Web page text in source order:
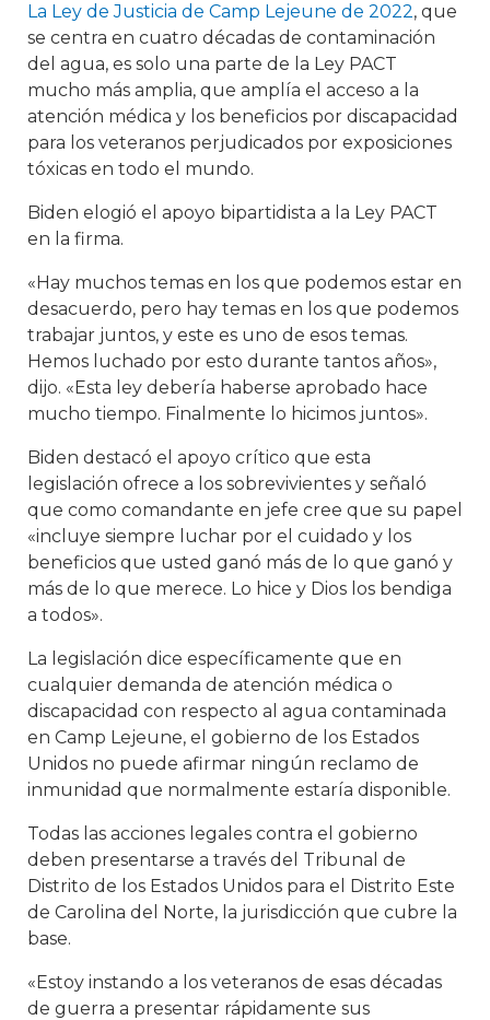
La Ley de Justicia de Camp Lejeune de 2022, que
se centra en cuatro décadas de contaminación
del agua, es solo una parte de la Ley PACT
mucho más amplia, que amplía el acceso a la
atención médica y los beneficios por discapacidad
para los veteranos perjudicados por exposiciones
tóxicas en todo el mundo.
Biden elogió el apoyo bipartidista a la Ley PACT
en la firma.
«Hay muchos temas en los que podemos estar en
desacuerdo, pero hay temas en los que podemos
trabajar juntos, y este es uno de esos temas.
Hemos luchado por esto durante tantos años»,
dijo. «Esta ley debería haberse aprobado hace
mucho tiempo. Finalmente lo hicimos juntos».
Biden destacó el apoyo crítico que esta
legislación ofrece a los sobrevivientes y señaló
que como comandante en jefe cree que su papel
«incluye siempre luchar por el cuidado y los
beneficios que usted ganó más de lo que ganó y
más de lo que merece. Lo hice y Dios los bendiga
a todos».
La legislación dice específicamente que en
cualquier demanda de atención médica o
discapacidad con respecto al agua contaminada
en Camp Lejeune, el gobierno de los Estados
Unidos no puede afirmar ningún reclamo de
inmunidad que normalmente estaría disponible.
Todas las acciones legales contra el gobierno
deben presentarse a través del Tribunal de
Distrito de los Estados Unidos para el Distrito Este
de Carolina del Norte, la jurisdicción que cubre la
base.
«Estoy instando a los veteranos de esas décadas
de guerra a presentar rápidamente sus